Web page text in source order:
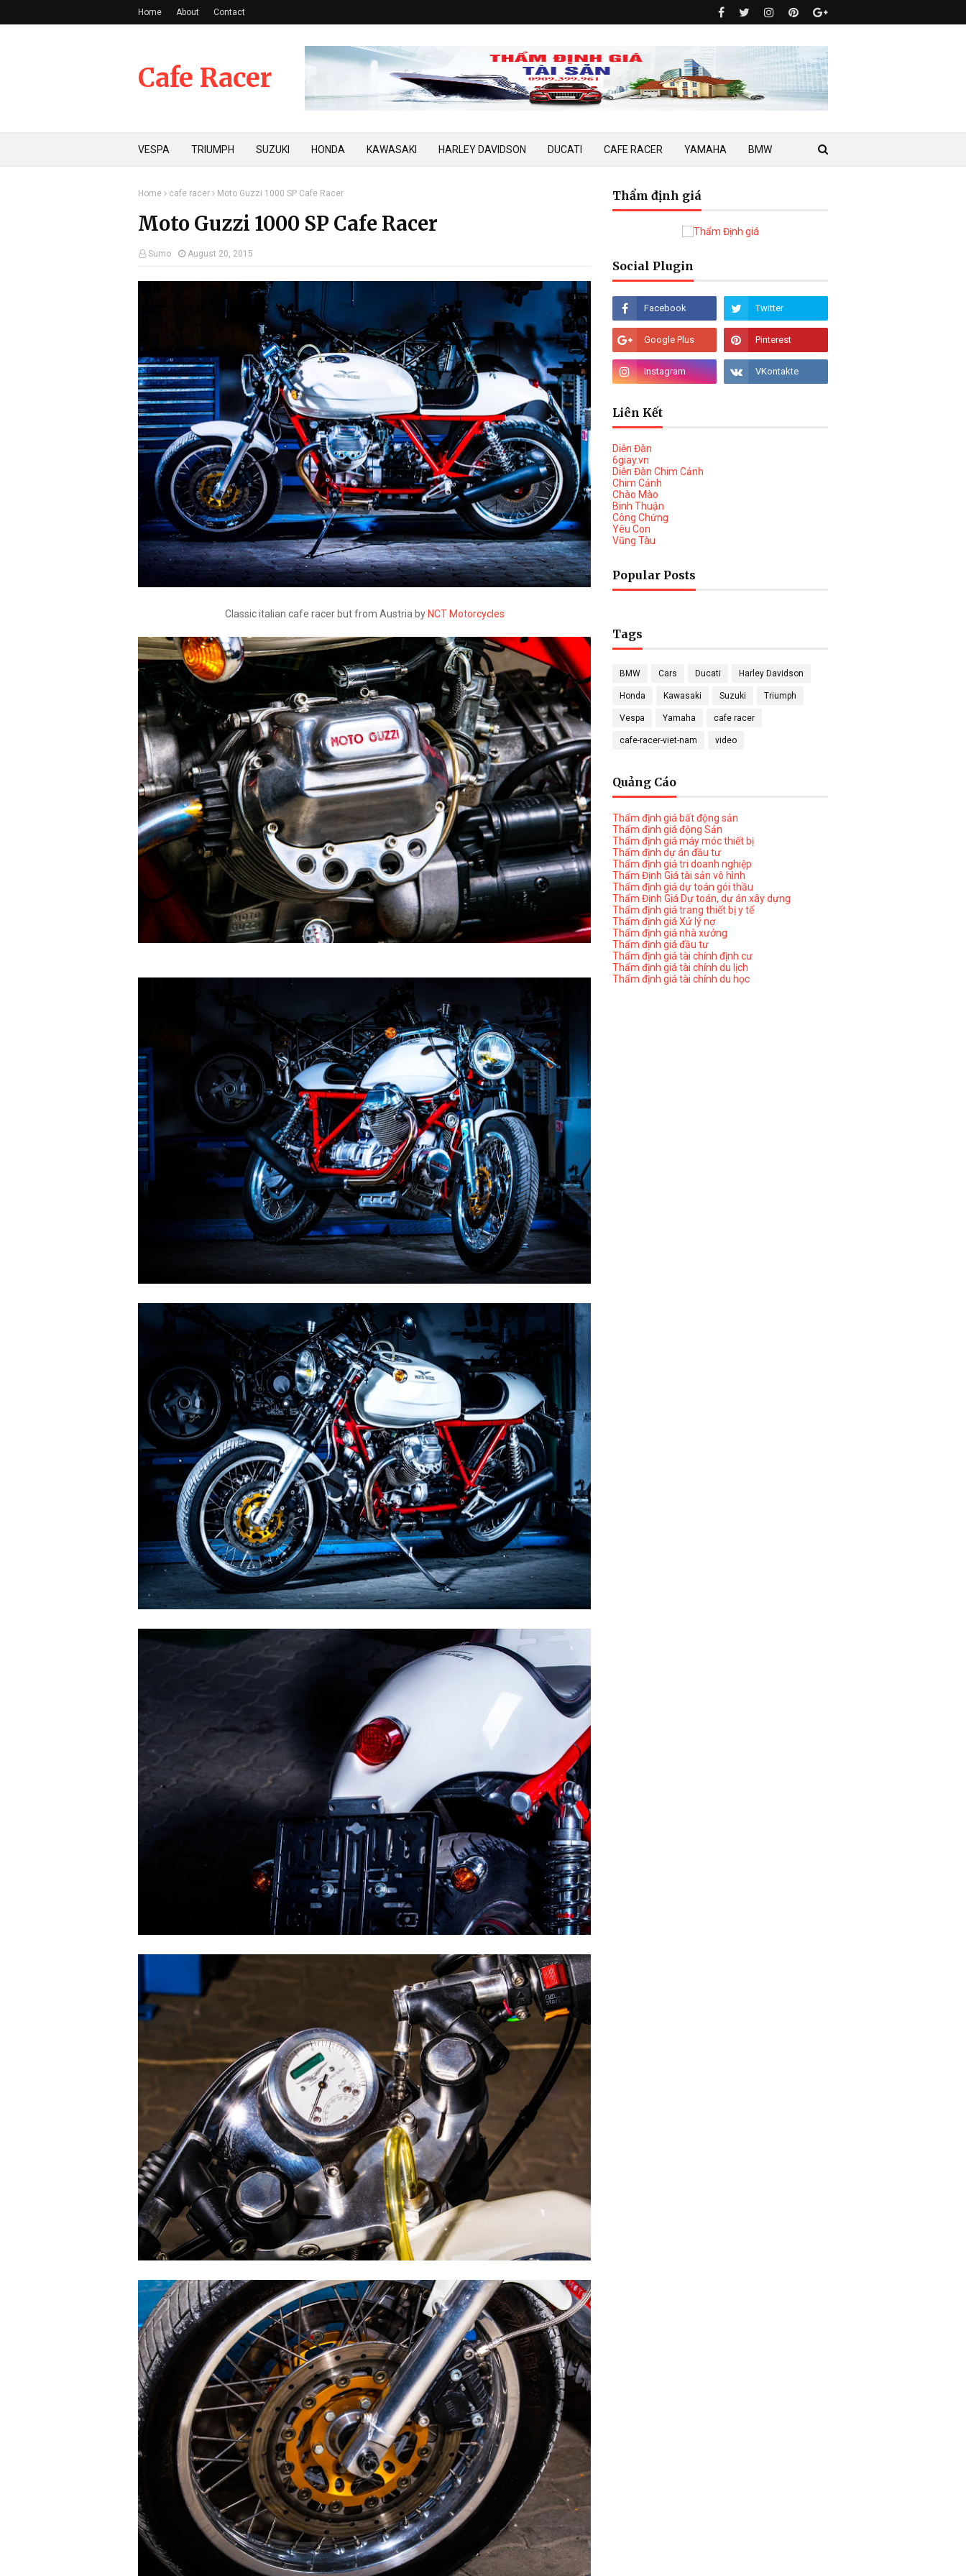
Home About Contact
Cafe Racer
VESPA TRIUMPH SUZUKI HONDA KAWASAKI HARLEY DAVIDSON DUCATI CAFE RACER YAMAHA BMW
Home cafe racer Moto Guzzi 1000 SP Cafe Racer
Moto Guzzi 1000 SP Cafe Racer
Sumo August 20, 2015
Classic italian cafe racer but from Austria byNCT Motorcycles
Thẩm định giá
Social Plugin
Liên Kết
Diễn Đàn
6giay.vn
Diễn Đàn Chim Cảnh
Chim Cảnh
Chào Mào
Binh Thuận
Công Chứng
Yêu Con
Vũng Tàu
Popular Posts
Tags
BMW Cars Ducati Harley Davidson
Honda Kawasaki Suzuki Triumph
Vespa Yamaha cafe racer
cafe-racer-viet-nam video
Quảng Cáo
Thẩm định giá bất động sản
Thẩm định giá động Sản
Thẩm định giá máy móc thiết bị
Thẩm định dự án đầu tư
Thẩm định giá tri doanh nghiệp
Thẩm Định Giá tài sản vô hình
Thẩm định giá dự toán gói thầu
Thẩm Định Giá Dự toán, dự án xây dựng
Thẩm định giá trang thiết bị y tế
Thẩm định giá Xử lý nợ
Thẩm định giá nhà xưởng
Thẩm định giá đầu tư
Thẩm định giá tài chính định cư
Thẩm định giá tài chính du lịch
Thẩm định giá tài chính du học